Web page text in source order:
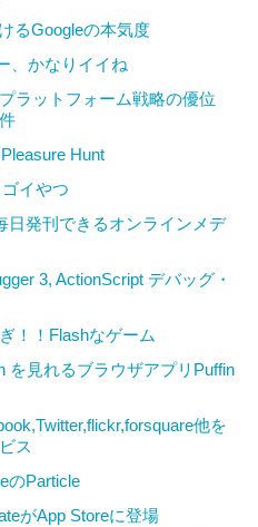
るGoogleの本気度
、かなりイイね
ラットフォーム戦略の優位
Hunt
イやつ
日発刊できるオンラインメデ
3, ActionScript デバッグ・
！！Flashなゲーム
を見れるブラウザアプリPuffin
他を
ス
のParticle
がApp Storeに登場